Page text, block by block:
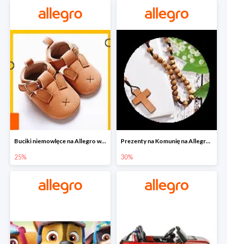
Buciki niemowlęce na Allegro w super cenach
25%
Prezenty na Komunię na Allegro do -30%
30%